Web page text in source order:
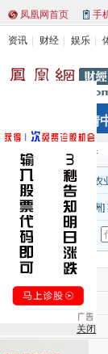
凤凰网首页 手
资讯 财经 娱乐
行情
环球股指 股票排行
[行业] 金融 电力 机械 农
全球指数
[亚太]
[美洲]
[欧洲]
[其他]
[亚太]
[亚太]
[美洲]
[欧洲]
[其他]
股票/基金
市场速览
关闭